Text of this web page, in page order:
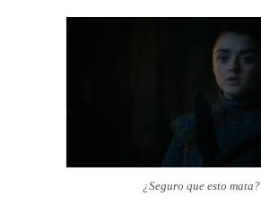
¿Seguro que esto mata?